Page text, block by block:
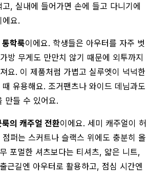
, 실내에 들어가면 손에 들고 다니기에
요.
학룩이에요. 학생들은 아우터를 자주 벗
방 무게도 만만치 않기 때문에 외투까지
요. 이 제품처럼 가볍고 실루엣이 넉넉한
유용해요. 조거팬츠나 와이드 데님과도
만들 수 있어요.
의 캐주얼 전환이에요. 세미 캐주얼이 허
퍼는 스커트나 슬랙스 위에도 충분히 올
포멀한 셔츠보다는 티셔츠, 얇은 니트,
근길엔 아우터로 활용하고, 점심 시간엔